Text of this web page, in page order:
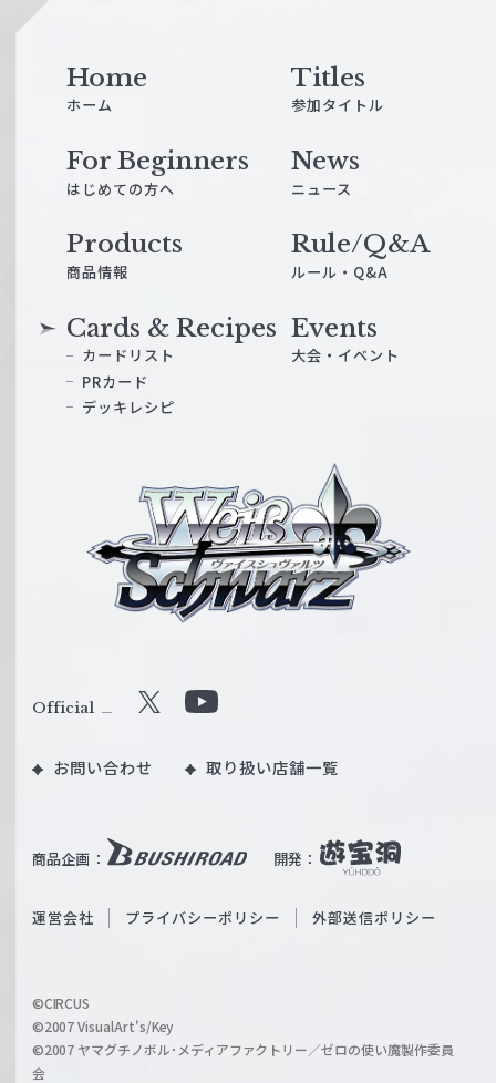
ス
ル
W
ß
c
a
r
z
Home
ホーム
Titles
参加タイトル
For Beginners
はじめての方へ
News
ニュース
Products
商品情報
Cards & Recipes
カードリスト
PRカード
デッキレシピ
Events
大会・イベント
Rule/Q&A
ルール・Q&A
商品企画： 開発：
Official X
u
b
O
i
お問い合わせ 取り扱い店舗一覧
運営会社 プライバシーポリシー 外部送信ポリシー
©CIRCUS
©2007 VisualArt's/Key
©2007 ヤマグチノボル･メディアファクトリー／ゼロの使い魔製作委員
会